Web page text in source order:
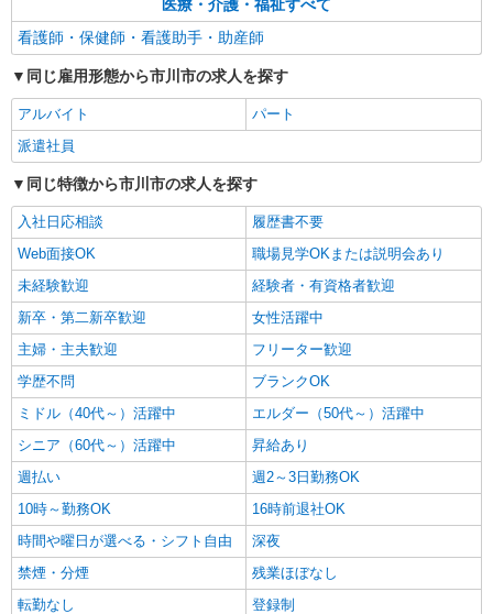
医療・介護・福祉すべて
看護師・保健師・看護助手・助産師
同じ雇用形態から市川市の求人を探す
アルバイト
パート
派遣社員
同じ特徴から市川市の求人を探す
入社日応相談
履歴書不要
Web面接OK
職場見学OKまたは説明会あり
未経験歓迎
経験者・有資格者歓迎
新卒・第二新卒歓迎
女性活躍中
主婦・主夫歓迎
フリーター歓迎
学歴不問
ブランクOK
ミドル（40代～）活躍中
エルダー（50代～）活躍中
シニア（60代～）活躍中
昇給あり
週払い
週2～3日勤務OK
10時～勤務OK
16時前退社OK
時間や曜日が選べる・シフト自由
深夜
禁煙・分煙
残業ほぼなし
転勤なし
登録制